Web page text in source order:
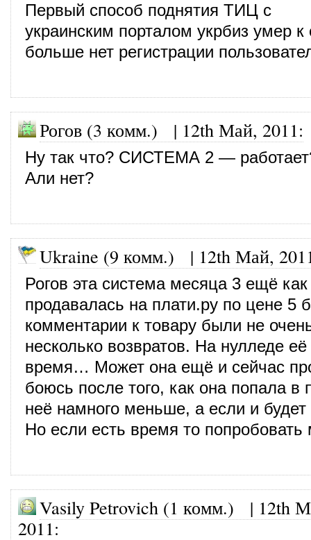
Первый способ поднятия ТИЦ с
украинским порталом укрбиз умер
больше нет регистрации
Рогов (3 комм.) | 12th Май, 2011:
Ну так что? СИСТЕМА 2 —
Али нет?
Ukraine (9 комм.) | 12th Май,
Рогов эта система месяца 3 ещё как
продавалась на плати.ру по цене 5
комментарии к товару были не
несколько возвратов. На нулледе
время… Может она ещё и сейчас
боюсь после того, как она попала в
неё намного меньше, а если и будет
Но если есть время то
Vasily Petrovich (1 комм.) | 12th
2011: